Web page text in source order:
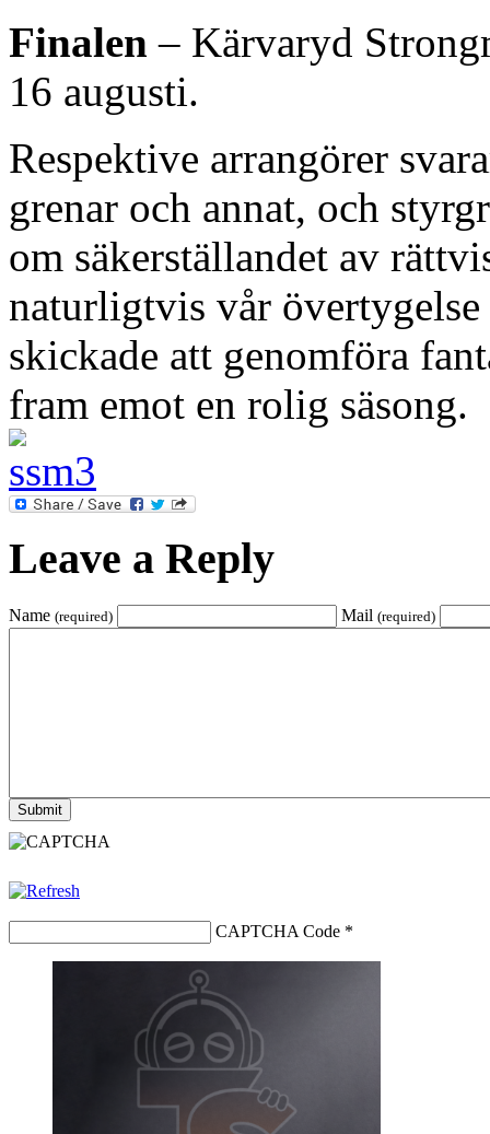
Finalen – Kärvaryd
16 augusti.
Respektive arrangörer
grenar och annat, och
om säkerställandet av
naturligtvis vår
skickade att genomföra
fram emot en rolig säsong.
Leave a Reply
Name (required) Mail (required)
CAPTCHA Code *